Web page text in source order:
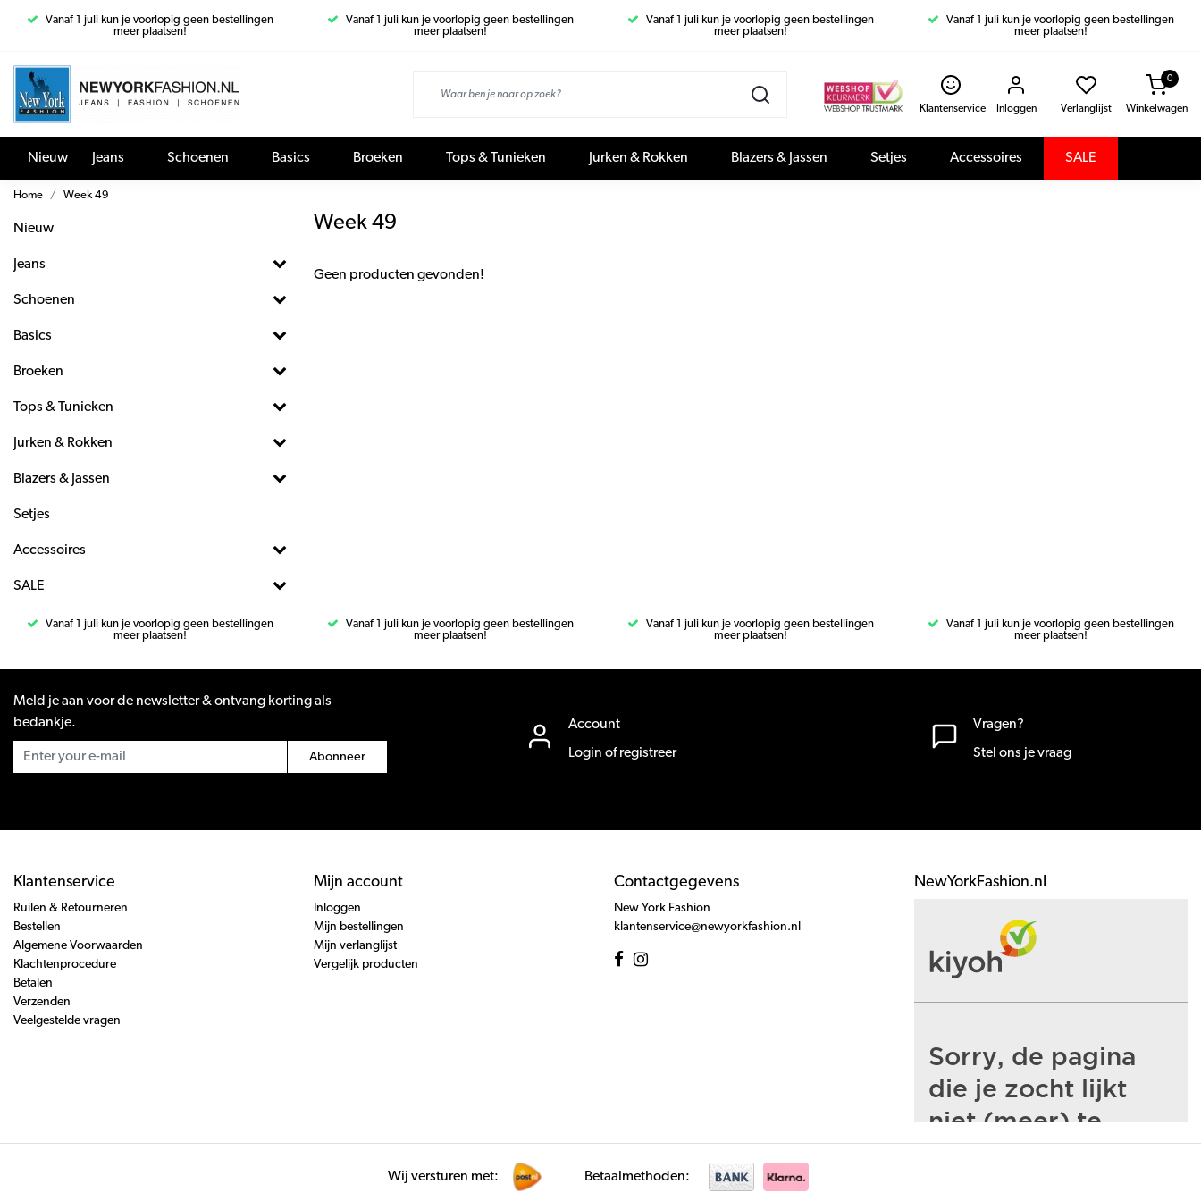
Vanaf 1 juli kun je voorlopig geen bestellingen
meer plaatsen!
Vanaf 1 juli kun je voorlopig geen bestellingen
meer plaatsen!
Vanaf 1 juli kun je voorlopig geen bestellingen
meer plaatsen!
Vanaf 1 juli kun je voorlopig geen bestellingen
meer plaatsen!
Klantenservice Inloggen Verlanglijst Winkelwagen
0
Nieuw Jeans Schoenen Basics Broeken Tops & Tunieken Jurken & Rokken Blazers & Jassen Setjes Accessoires SALE
Home Week 49
Nieuw
Jeans
Schoenen
Basics
Broeken
Tops & Tunieken
Jurken & Rokken
Blazers & Jassen
Setjes
Accessoires
SALE
Week 49
Geen producten gevonden!
Vanaf 1 juli kun je voorlopig geen bestellingen
meer plaatsen!
Vanaf 1 juli kun je voorlopig geen bestellingen
meer plaatsen!
Vanaf 1 juli kun je voorlopig geen bestellingen
meer plaatsen!
Vanaf 1 juli kun je voorlopig geen bestellingen
meer plaatsen!
Meld je aan voor de newsletter & ontvang korting als
bedankje.
Abonneer
Account
Login of registreer
Vragen?
Stel ons je vraag
Klantenservice
Ruilen & Retourneren
Bestellen
Algemene Voorwaarden
Klachtenprocedure
Betalen
Verzenden
Veelgestelde vragen
Mijn account
Inloggen
Mijn bestellingen
Mijn verlanglijst
Vergelijk producten
Contactgegevens
New York Fashion
klantenservice@newyorkfashion.nl
NewYorkFashion.nl
Wij versturen met: Betaalmethoden: